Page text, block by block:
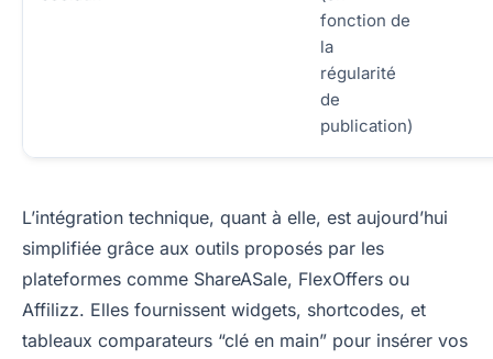
fonction de
la
régularité
de
publication)
L’intégration technique, quant à elle, est aujourd’hui
simplifiée grâce aux outils proposés par les
plateformes comme ShareASale, FlexOffers ou
Affilizz. Elles fournissent widgets, shortcodes, et
tableaux comparateurs “clé en main” pour insérer vos